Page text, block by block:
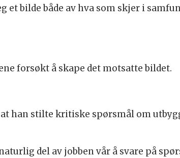
et bilde både av hva som skjer i
forsøkt å skape det motsatte bildet.
han stilte kritiske spørsmål om
del av jobben vår å svare på